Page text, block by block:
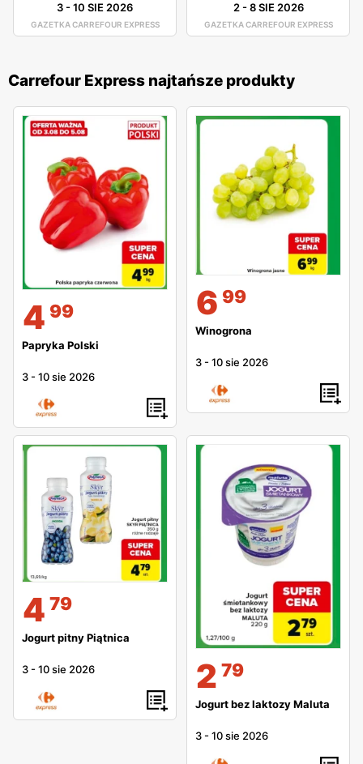
3-10 SIE 2026
GAZETKA CARREFOUR EXPRESS
2-8 SIE 2026
GAZETKA CARREFOUR EXPRESS
Carrefour Express najtańsze produkty
4 99
Papryka Polski
3 -10 sie 2026
6 99
Winogrona
3 -10 sie 2026
4 79
Jogurt pitny Piątnica
3 -10 sie 2026 2 79
Jogurt bez laktozy Maluta
3 -10 sie 2026